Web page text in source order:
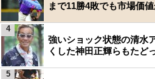
まで11勝4敗でも市場価
強いショック状態の清水
くした神田正輝らもたど
4
5